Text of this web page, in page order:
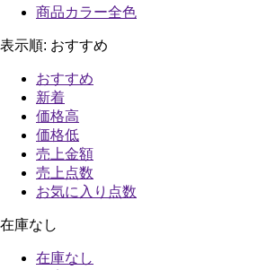
商品カラー全色
表示順: おすすめ
おすすめ
新着
価格高
価格低
売上金額
売上点数
お気に入り点数
在庫なし
在庫なし